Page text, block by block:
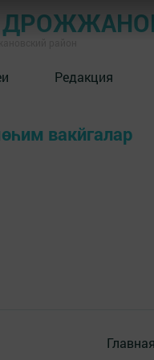
Редакция
вакйгалар
Главная